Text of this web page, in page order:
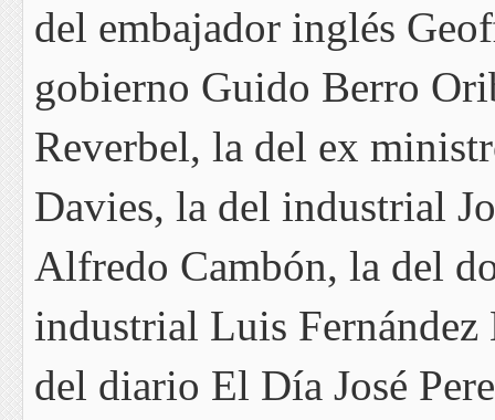
del embajador inglés
gobierno Guido Berro
Reverbel, la del ex
Davies, la del industrial
Alfredo Cambón, la del
industrial Luis Fernández
del diario El Día José